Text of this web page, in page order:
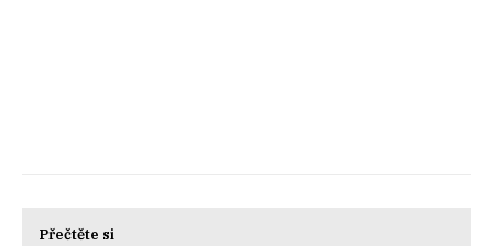
Přečtěte si